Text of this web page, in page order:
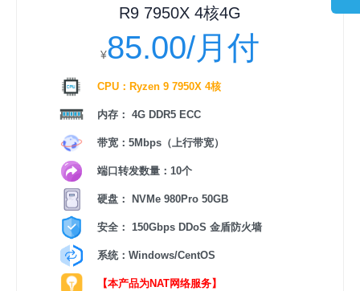
R9 7950X 4核4G
¥85.00/月付
CPU：Ryzen 9 7950X 4核
内存： 4G DDR5 ECC
带宽：5Mbps（上行带宽）
端口转发数量：10个
硬盘： NVMe 980Pro 50GB
安全： 150Gbps DDoS 金盾防火墙
系统：Windows/CentOS
【本产品为NAT网络服务】